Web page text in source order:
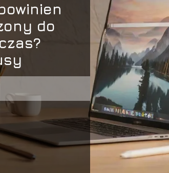
do